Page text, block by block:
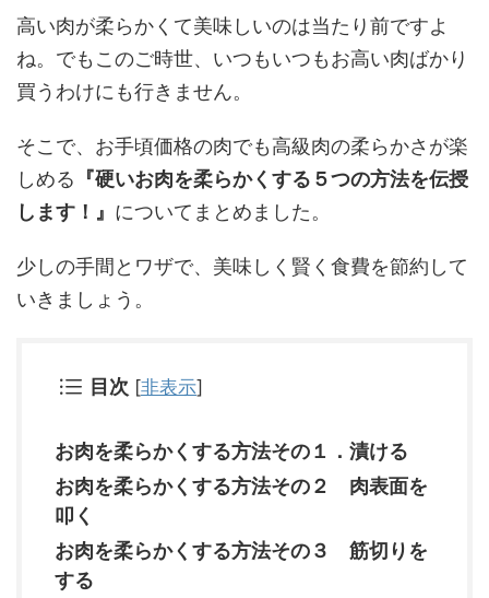
高い肉が柔らかくて美味しいのは当たり前ですよ
ね。でもこのご時世、いつもいつもお高い肉ばかり
買うわけにも行きません。
そこで、お手頃価格の肉でも高級肉の柔らかさが楽
しめる 『硬いお肉を柔らかくする５つの方法を伝授
します！』 についてまとめました。
少しの手間とワザで、美味しく賢く食費を節約して
いきましょう。
目次 [非表示]
お肉を柔らかくする方法その１．漬ける
お肉を柔らかくする方法その２ 肉表面を
叩く
お肉を柔らかくする方法その３ 筋切りを
する